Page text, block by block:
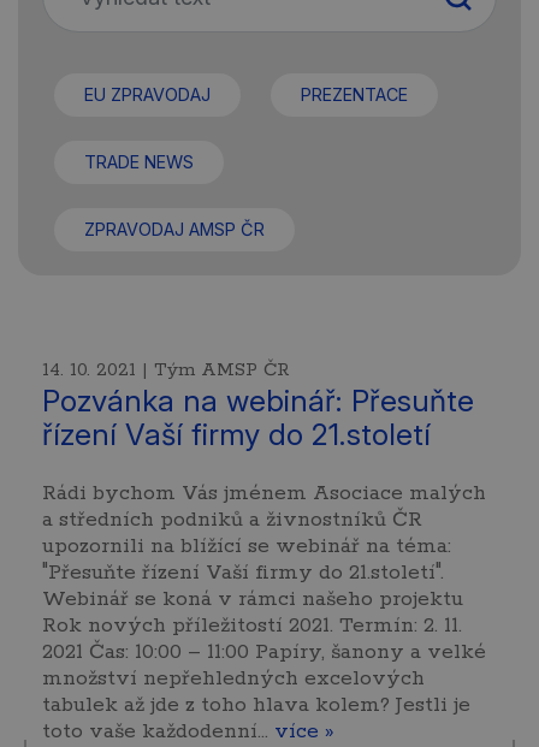
EU ZPRAVODAJ PREZENTACE
TRADE NEWS
ZPRAVODAJ AMSP ČR
14. 10. 2021 | Tým AMSP ČR
Pozvánka na webinář: Přesuňte
řízení Vaší firmy do 21.století
Rádi bychom Vás jménem Asociace malých
a středních podniků a živnostníků ČR
upozornili na blížící se webinář na téma:
"Přesuňte řízení Vaší firmy do 21.století".
Webinář se koná v rámci našeho projektu
Rok nových příležitostí 2021. Termín: 2. 11.
2021 Čas: 10:00 – 11:00 Papíry, šanony a velké
množství nepřehledných excelových
tabulek až jde z toho hlava kolem? Jestli je
toto vaše každodenní... více »